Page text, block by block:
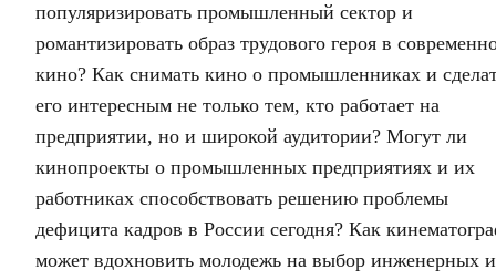
популяризировать промышленный сектор и
романтизировать образ трудового героя в
кино? Как снимать кино о промышленниках и
его интересным не только тем, кто работает на
предприятии, но и широкой аудитории? Могут ли
кинопроекты о промышленных предприятиях и их
работниках способствовать решению проблемы
дефицита кадров в России сегодня? Как
может вдохновить молодежь на выбор инженерных и